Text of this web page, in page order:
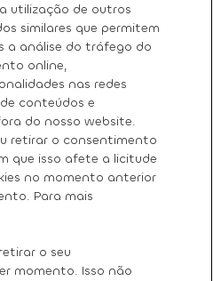
utilização de outros
similares que permitem
a análise do tráfego do
online,
nas redes
conteúdos e
do nosso website.
retirar o consentimento
que isso afete a licitude
no momento anterior
Para mais
o seu
momento. Isso não